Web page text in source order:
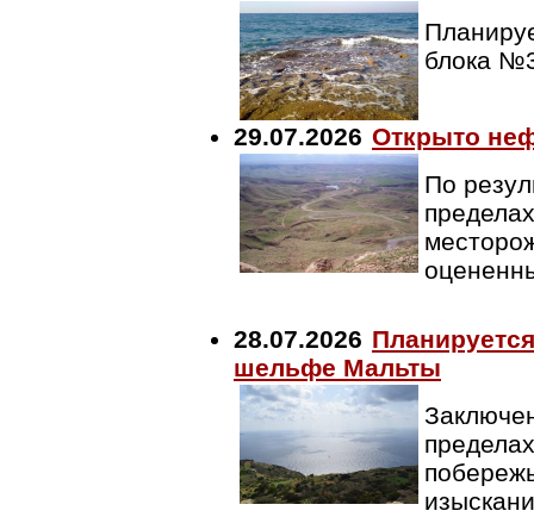
блока
29.07.2026 Открыто
По
28.07.2026
шельфе Мальты